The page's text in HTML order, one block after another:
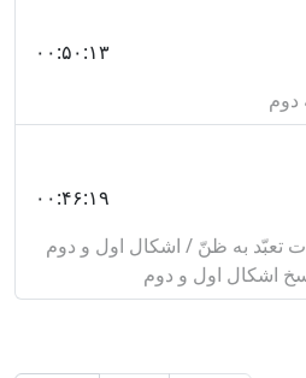
مباحث آن مى‌باشند.
(اصل برائت، تخيير،
تعارض، تعارض ميان ظاهر
۰۰:۵۰:۱۳
۰۰:۴۶:۱۹
تعبّد به ظنّ / اشکال اول و دوم
اشکال اول و دوم